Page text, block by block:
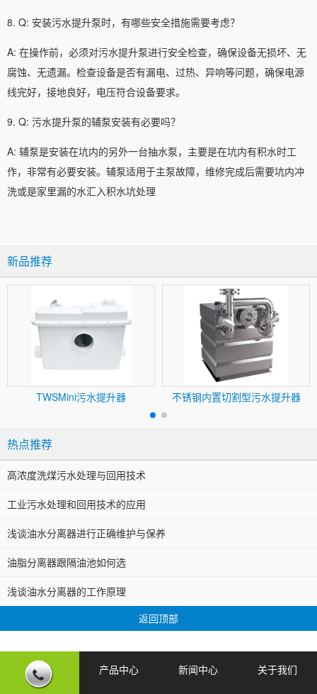
8. Q: 安装污水提升泵时，有哪些安全措施需要考虑？
A: 在操作前，必须对污水提升泵进行安全检查，确保设备无损坏、无
腐蚀、无遗漏。检查设备是否有漏电、过热、异响等问题，确保电源
线完好，接地良好，电压符合设备要求。
9. Q: 污水提升泵的辅泵安装有必要吗？
A: 辅泵是安装在坑内的另外一台抽水泵，主要是在坑内有积水时工
作，非常有必要安装。辅泵适用于主泵故障，维修完成后需要坑内冲
洗或是家里漏的水汇入积水坑处理
新品推荐
TWSMini污水提升器 不锈钢内置切割型污水提升器
热点推荐
高浓度洗煤污水处理与回用技术
工业污水处理和回用技术的应用
浅谈油水分离器进行正确维护与保养
油脂分离器跟隔油池如何选
浅谈油水分离器的工作原理
返回顶部
产品中心 新闻中心 关于我们